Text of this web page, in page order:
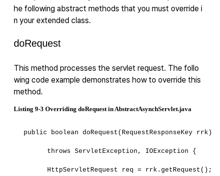
he following abstract methods that you must override i
n your extended class.
doRequest
This method processes the servlet request. The follo
wing code example demonstrates how to override this
method.
Listing 9-3 Overriding doRequest in AbstractAsynchServlet.java
public boolean doRequest(RequestResponseKey rrk)
throws ServletException, IOException {
HttpServletRequest req = rrk.getRequest();